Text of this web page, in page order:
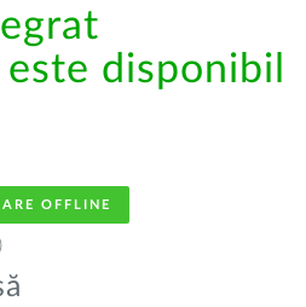
disponibil
OFFLINE
)